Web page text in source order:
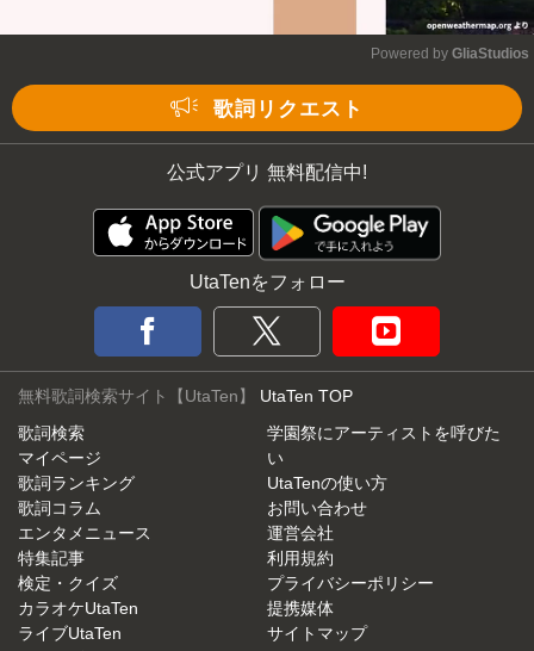
Powered by GliaStudios
歌詞リクエスト
公式アプリ 無料配信中!
UtaTenをフォロー
無料歌詞検索サイト【UtaTen】 UtaTen TOP
歌詞検索
マイページ
歌詞ランキング
歌詞コラム
エンタメニュース
特集記事
検定・クイズ
カラオケUtaTen
ライブUtaTen
学園祭にアーティストを呼びた
い
UtaTenの使い方
お問い合わせ
運営会社
利用規約
プライバシーポリシー
提携媒体
サイトマップ